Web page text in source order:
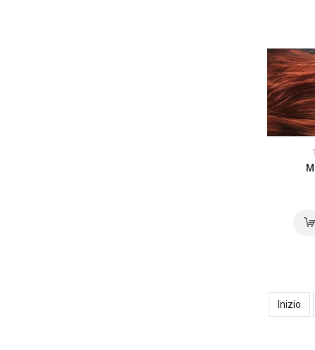
Inizio